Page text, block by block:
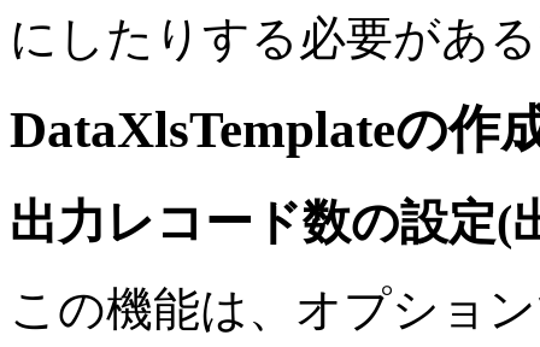
にしたりする必要があ
DataXlsTemplateの作
出力レコード数の設定(
この機能は、オプショ